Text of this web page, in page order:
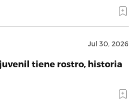
Jul 30, 2026
tiene rostro, historia